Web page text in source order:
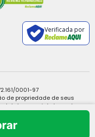
Verificada por
0001-97
de propriedade de seus
total ou parcial, de qualquer
reservados.